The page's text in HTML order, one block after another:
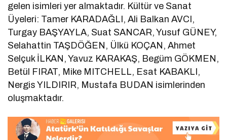
gelen isimleri yer almaktadır. Kültür ve Sanat
Üyeleri: Tamer KARADAĞLI, Ali Balkan AVCI,
Turgay BAŞYAYLA, Suat SANCAR, Yusuf GÜNEY,
Selahattin TAŞDÖĞEN, Ülkü KOÇAN, Ahmet
Selçuk İLKAN, Yavuz KARAKAŞ, Begüm GÖKMEN,
Betül FIRAT, Mike MITCHELL, Esat KABAKLI,
Nergis YILDIRIR, Mustafa BUDAN isimlerinden
oluşmaktadır.